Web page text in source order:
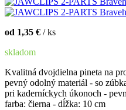
od 1,35 € / ks
skladom
Kvalitná dvojdielna pineta na
pevný odolný materiál - so
pri kaderníckych úkonoch -
farba: čierna - dĺžka: 10 cm